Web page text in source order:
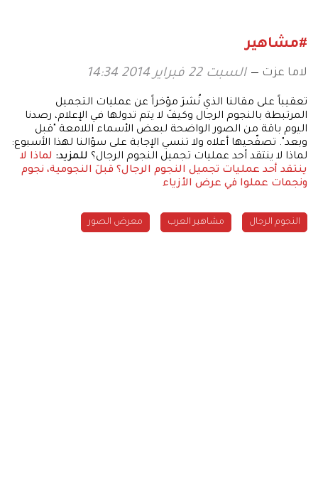
#مشاهير
لاما عزت السبت 22 فبراير 2014 14:34
تعقيباً على مقالنا الذي نُشرَ مؤخراً عن عمليات التجميل
المرتبطة بالنجوم الرجال وكيفَ لا يتم تدولها في الإعلام، رصدنا
اليوم باقة من الصور الواضحة لبعض الأسماء اللامعة "قبل
وبعد". تصفّحيها أعلاه ولا تنسي الإجابة على سؤالنا لهذا الأسبوع:
لماذا لا ينتقد أحد عمليات تجميل النجوم الرجال؟ للمزيد: لماذا لا
ينتقد أحد عمليات تجميل النجوم الرجال؟ قبلَ النجومية، نجوم
ونجمات عملوا في عرض الأزياء
النجوم الرجال مشاهير العرب معرض الصور